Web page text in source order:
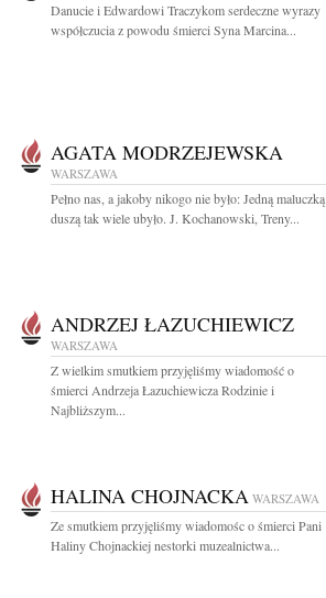
Danucie i Edwardowi Traczykom serdeczne wyrazy
współczucia z powodu śmierci Syna Marcina...
AGATA MODRZEJEWSKA
WARSZAWA
Pełno nas, a jakoby nikogo nie było: Jedną maluczką
duszą tak wiele ubyło. J. Kochanowski, Treny...
ANDRZEJ ŁAZUCHIEWICZ
WARSZAWA
Z wielkim smutkiem przyjęliśmy wiadomość o
śmierci Andrzeja Łazuchiewicza Rodzinie i
Najbliższym...
HALINA CHOJNACKA WARSZAWA
Ze smutkiem przyjęliśmy wiadomośc o śmierci Pani
Haliny Chojnackiej nestorki muzealnictwa...